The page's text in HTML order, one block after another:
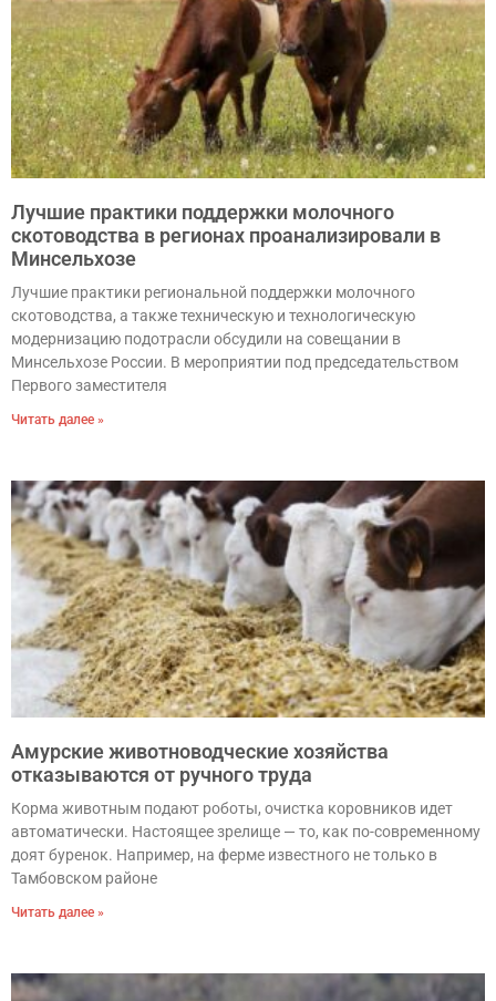
Лучшие практики поддержки молочного
скотоводства в регионах проанализировали в
Минсельхозе
Лучшие практики региональной поддержки молочного
скотоводства, а также техническую и технологическую
модернизацию подотрасли обсудили на совещании в
Минсельхозе России. В мероприятии под председательством
Первого заместителя
Читать далее »
Амурские животноводческие хозяйства
отказываются от ручного труда
Корма животным подают роботы, очистка коровников идет
автоматически. Настоящее зрелище — то, как по-современному
доят буренок. Например, на ферме известного не только в
Тамбовском районе
Читать далее »